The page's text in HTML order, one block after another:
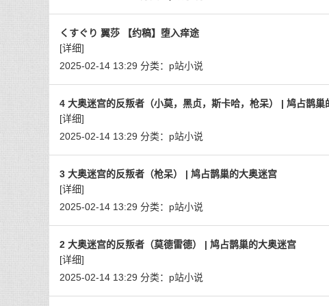
くすぐり 翼莎 【约稿】堕入痒途
[详细]
2025-02-14 13:29 分类： p站小说
4 大奥迷宫的反叛者（小莫，黑贞，斯卡哈，枪呆） | 鸠占鹊巢
[详细]
2025-02-14 13:29 分类： p站小说
3 大奥迷宫的反叛者（枪呆） | 鸠占鹊巢的大奥迷宫
[详细]
2025-02-14 13:29 分类： p站小说
2 大奥迷宫的反叛者（莫德雷德） | 鸠占鹊巢的大奥迷宫
[详细]
2025-02-14 13:29 分类： p站小说